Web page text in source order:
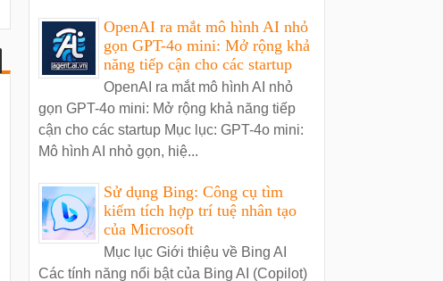
OpenAI ra mắt mô hình AI nhỏ
gọn GPT-4o mini: Mở rộng khả
năng tiếp cận cho các startup
OpenAI ra mắt mô hình AI nhỏ
gọn GPT-4o mini: Mở rộng khả năng tiếp
cận cho các startup Mục lục: GPT-4o mini:
Mô hình AI nhỏ gọn, hiệ...
Sử dụng Bing: Công cụ tìm
kiếm tích hợp trí tuệ nhân tạo
của Microsoft
Mục lục Giới thiệu về Bing AI
Các tính năng nổi bật của Bing AI (Copilot)